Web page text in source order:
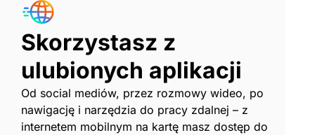
Skorzystasz z
ulubionych aplikacji
Od social mediów, przez rozmowy wideo, po
nawigację i narzędzia do pracy zdalnej – z
internetem mobilnym na kartę masz dostęp do